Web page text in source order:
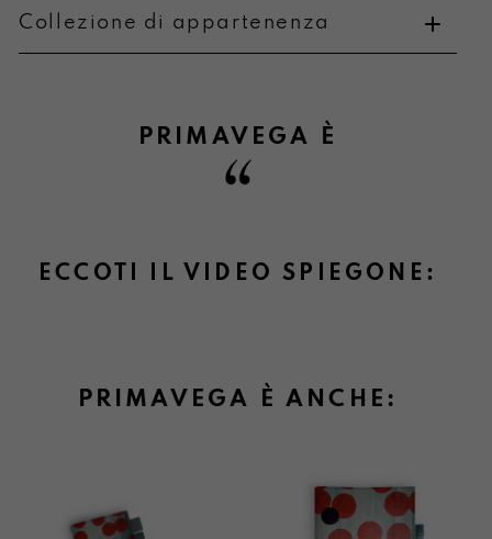
Collezione di appartenenza
PRIMAVEGA È
ECCOTI IL VIDEO SPIEGONE:
PRIMAVEGA È ANCHE: